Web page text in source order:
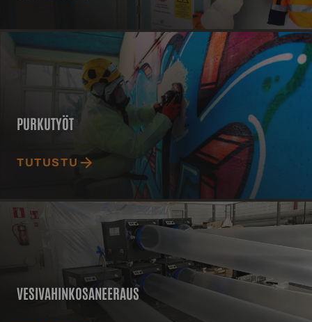
Purkutyöt
PURKUTYÖT
TUTUSTU
Vesivahinkosaneeraus
VESIVAHINKOSANEERAUS